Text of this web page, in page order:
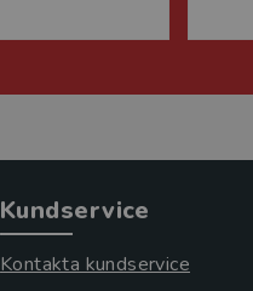
Kundservice
Kontakta kundservice